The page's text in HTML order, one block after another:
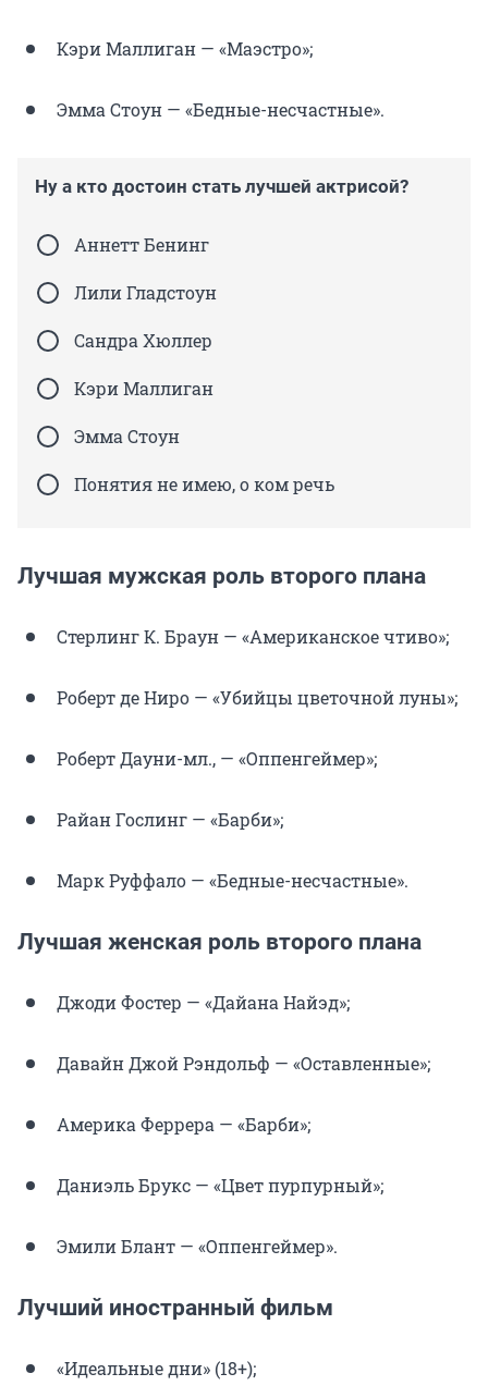
Кэри Маллиган — «Маэстро»;
Эмма Стоун — «Бедные-несчастные».
Ну а кто достоин стать лучшей актрисой?
Аннетт Бенинг
Лили Гладстоун
Сандра Хюллер
Кэри Маллиган
Эмма Стоун
Понятия не имею, о ком речь
Лучшая мужская роль второго плана
Стерлинг К. Браун — «Американское чтиво»;
Роберт де Ниро — «Убийцы цветочной луны»;
Роберт Дауни-мл., — «Оппенгеймер»;
Райан Гослинг — «Барби»;
Марк Руффало — «Бедные-несчастные».
Лучшая женская роль второго плана
Джоди Фостер — «Дайана Найэд»;
Давайн Джой Рэндольф — «Оставленные»;
Америка Феррера — «Барби»;
Даниэль Брукс — «Цвет пурпурный»;
Эмили Блант — «Оппенгеймер».
Лучший иностранный фильм
«Идеальные дни» (18+);